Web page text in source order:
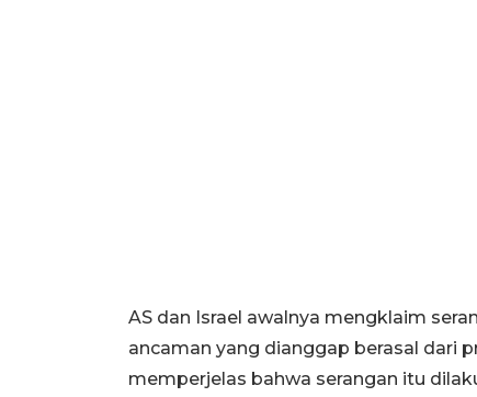
AS dan Israel awalnya mengklaim
ancaman yang dianggap berasal dari
memperjelas bahwa serangan itu